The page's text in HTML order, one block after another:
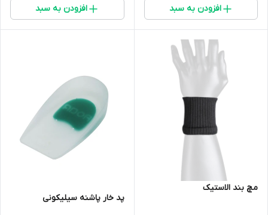
افزودن به سبد افزودن به سبد
مچ بند الاستیک
پد خار پاشنه سیلیکونی